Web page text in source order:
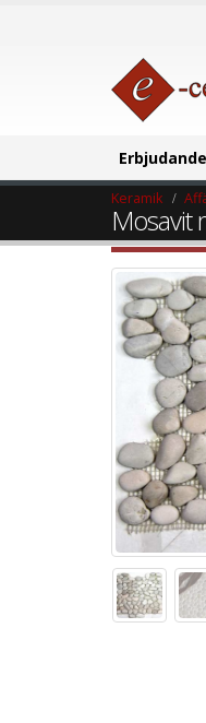
Erbjudande
Keramik
Mosavit